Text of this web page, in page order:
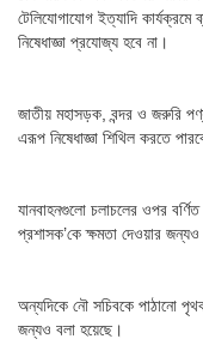
টেলিযোগাযোগ ইত্যাদি
নিষেধাজ্ঞা প্রযোজ্য হবে না।
জাতীয় মহাসড়ক, বন্দর ও জরুরি
এরূপ নিষেধাজ্ঞা শিথিল করতে
যানবাহনগুলো চলাচলের ওপর
প্রশাসক’কে ক্ষমতা দেওয়ার জন্যও
অন্যদিকে নৌ সচিবকে পাঠানো
জন্যও বলা হয়েছে।